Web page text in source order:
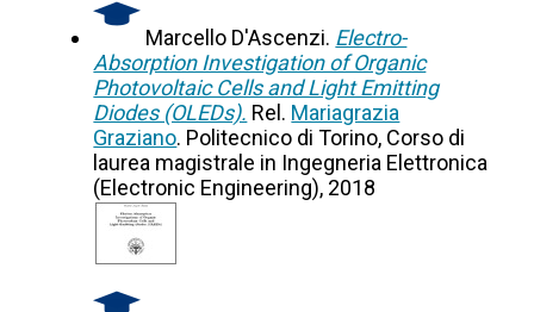
Marcello D'Ascenzi. Electro-
Absorption Investigation of Organic
Photovoltaic Cells and Light Emitting
Diodes (OLEDs). Rel. Mariagrazia
Graziano. Politecnico di Torino, Corso di
laurea magistrale in Ingegneria Elettronica
(Electronic Engineering), 2018